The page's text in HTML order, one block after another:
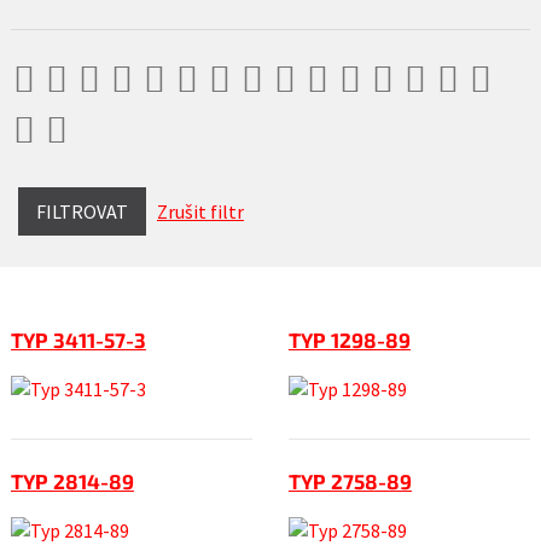
FILTROVAT Zrušit filtr
TYP 3411-57-3 TYP 1298-89
TYP 2814-89 TYP 2758-89